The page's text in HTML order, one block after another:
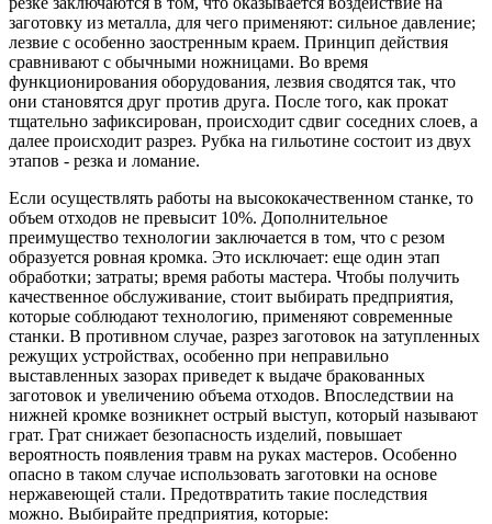
заготовку из металла, для чего применяют: сильное давление;
лезвие с особенно заостренным краем. Принцип действия
сравнивают с обычными ножницами. Во время
функционирования оборудования, лезвия сводятся так, что
они становятся друг против друга. После того, как прокат
тщательно зафиксирован, происходит сдвиг соседних слоев, а
далее происходит разрез. Рубка на гильотине состоит из двух
этапов - резка и ломание.
Если осуществлять работы на высококачественном станке, то
объем отходов не превысит 10%. Дополнительное
преимущество технологии заключается в том, что с резом
образуется ровная кромка. Это исключает: еще один этап
обработки; затраты; время работы мастера. Чтобы получить
качественное обслуживание, стоит выбирать предприятия,
которые соблюдают технологию, применяют современные
станки. В противном случае, разрез заготовок на затупленных
режущих устройствах, особенно при неправильно
выставленных зазорах приведет к выдаче бракованных
заготовок и увеличению объема отходов. Впоследствии на
нижней кромке возникнет острый выступ, который называют
грат. Грат снижает безопасность изделий, повышает
вероятность появления травм на руках мастеров. Особенно
опасно в таком случае использовать заготовки на основе
нержавеющей стали. Предотвратить такие последствия
можно. Выбирайте предприятия, которые: